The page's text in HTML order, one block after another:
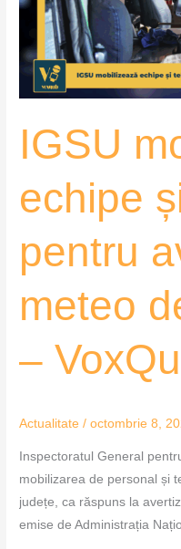
IGSU
echipe
pentru
meteo
–
Actualitate /octombrie 8,
Inspectoratul General
mobilizarea de personal și
județe, ca răspuns la
emise de Administrația
pentru
avertizările
meteo
roșu